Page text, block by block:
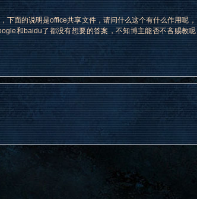
下面的说明是office共享文件，请问什么这个有什么作用呢，
和baidu了都没有想要的答案，不知博主能否不吝赐教呢